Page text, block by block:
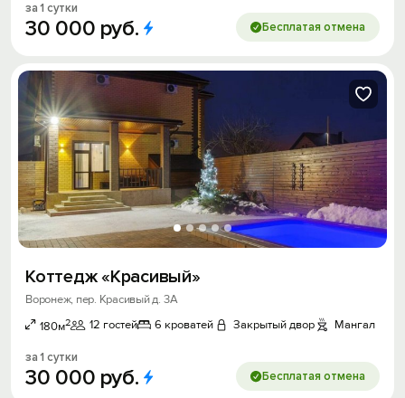
за 1 сутки
30 000 руб. Бесплатая отмена
Коттедж «Красивый»
Воронеж, пер. Красивый д. 3А
180м2 12 гостей 6 кроватей Закрытый двор Мангал
за 1 сутки
30 000 руб. Бесплатая отмена